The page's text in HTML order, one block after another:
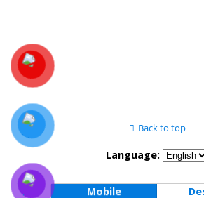
Back to top
Language:
Mobile